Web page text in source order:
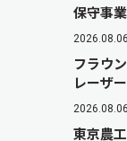
保守事
2026.08.06
フラウ
レーザ
2026.08.06
東京農